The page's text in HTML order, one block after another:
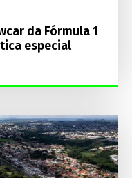
da Fórmula 1
especial